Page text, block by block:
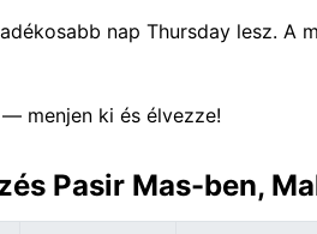
nap Thursday lesz. A
menjen ki és élvezze!
Pasir Mas-ben,